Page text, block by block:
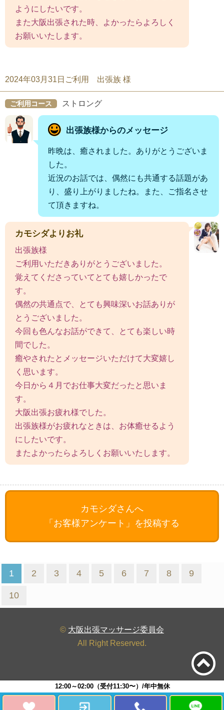
ようにしたいです。
また大阪出張された時、よかったらよろしく
お願いいたします。
2024年03月31日ご利用 出張族 様
ご利用コース ストロング
出張族様からのメッセージ
昨晩は、癒されました。ありがとうございま
した。
近況のお話では、偶然にも共通する話題があ
り、盛り上がりましたね。また、ご指名させ
て頂きますね。
カモシダよりお礼
出張族様
ご利用いただきありがとうございました。
覚えてくださっていてとても嬉しかったで
す。
偶然の共通点で、とても興味深いお話ありが
とうございました。
今回も色んなお話ができて、とても楽しい時
間でした。
癒やされたとメッセージいただけて大変嬉し
く思います。
今日から４月でお仕事大変だったと思いま
す。
大阪出張お疲れ様でした。
出張族様がお疲れなときは、お体癒せるよう
にしたいです。
またよかったらよろしくお願いいたします。
カモシダさんへ
「お客様アンケート」を投稿する
1 2 3 4 5 6 7 8 9
10
© 大阪出張マッサージ委員会
All Right Reserved.
12:00～02:00（受付11:30〜）/年中無休